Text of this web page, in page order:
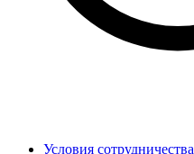
Условия сотрудничества